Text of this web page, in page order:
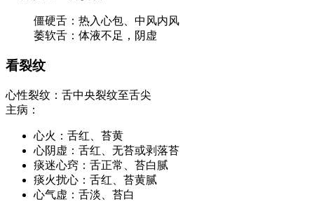
僵硬舌：热入心包、中风内风
萎软舌：体液不足，阴虚
看裂纹
心性裂纹：舌中央裂纹至舌尖
主病：
心火：舌红、苔黄
心阴虚：舌红、无苔或剥落苔
痰迷心窍：舌正常、苔白腻
痰火扰心：舌红、苔黄腻
心气虚：舌淡、苔白